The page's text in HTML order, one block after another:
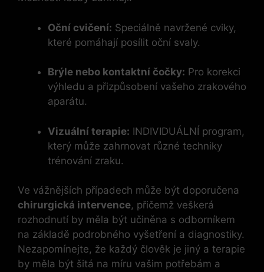
Oční cvičení: Speciálně navržené cviky,
které pomáhají posílit oční svaly.
Brýle nebo kontaktní čočky: Pro korekci
výhledu a přizpůsobení vašeho zrakového
aparátu.
Vizuální terapie: INDIVIDUÁLNÍ program,
který může zahrnovat různé techniky
trénování zraku.
Ve vážnějších případech může být doporučena
chirurgická intervence, přičemž veškerá
rozhodnutí by měla být učiněna s odborníkem
na základě podrobného vyšetření a diagnostiky.
Nezapomínejte, že každý člověk je jiný a terapie
by měla být šitá na míru vašim potřebám a